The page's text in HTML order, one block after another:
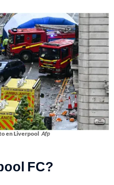
en Liverpool Afp
FC?